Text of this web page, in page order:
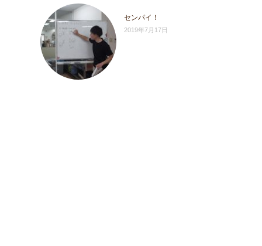
センパイ！
2019年7月17日